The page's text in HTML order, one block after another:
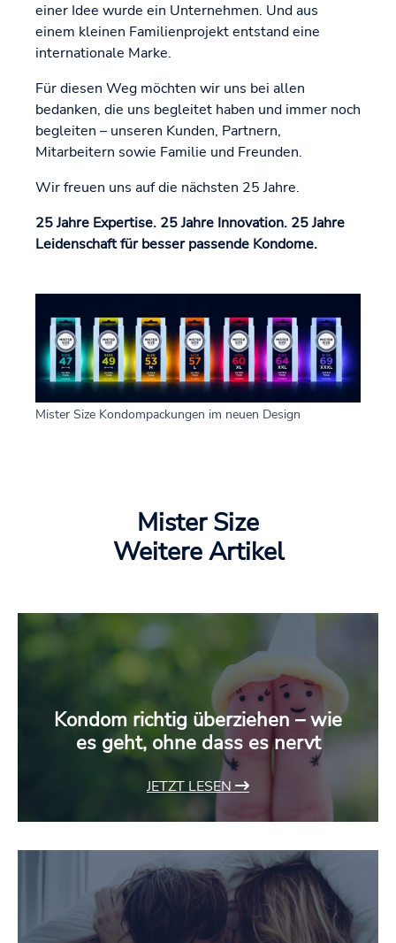
einer Idee wurde ein Unternehmen. Und aus
einem kleinen Familienprojekt entstand eine
internationale Marke.
Für diesen Weg möchten wir uns bei allen
bedanken, die uns begleitet haben und immer noch
begleiten – unseren Kunden, Partnern,
Mitarbeitern sowie Familie und Freunden.
Wir freuen uns auf die nächsten 25 Jahre.
25 Jahre Expertise. 25 Jahre Innovation. 25 Jahre
Leidenschaft für besser passende Kondome.
Mister Size Kondompackungen im neuen Design
Mister Size
Weitere Artikel
Kondom richtig überziehen – wie
es geht, ohne dass es nervt
JETZT LESEN